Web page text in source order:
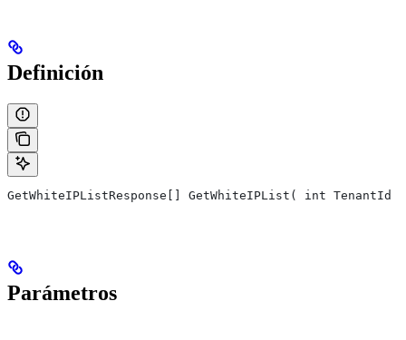
Definición
GetWhiteIPListResponse[] GetWhiteIPList( int TenantId
Parámetros